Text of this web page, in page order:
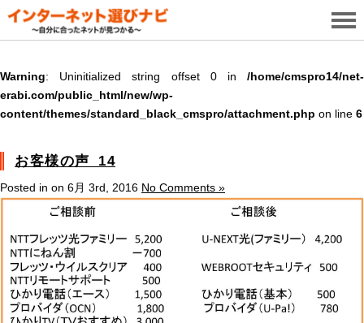
Warning: Uninitialized string offset 0 in /home/cmspro14/net-
erabi.com/public_html/new/wp-
content/themes/standard_black_cmspro/attachment.php on line 6
お客様の声_14
Posted in on 6月 3rd, 2016 No Comments »